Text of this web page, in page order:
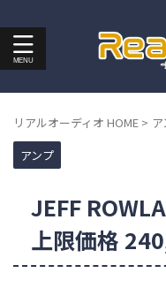
リアルオーディオ HOME >
アンプ
JEFF
上限価格